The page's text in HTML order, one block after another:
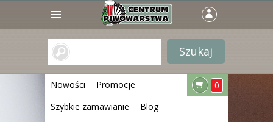
Nowości
Promocje
Szybkie zamawianie
Blog
0